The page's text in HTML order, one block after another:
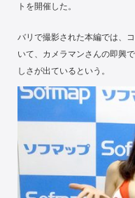
トを開催した。
バリで撮影された本編では、
いて、カメラマンさんの即興
しさが出ているという。